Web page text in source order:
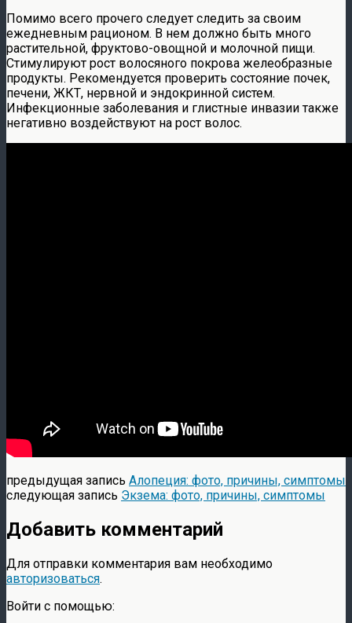
Помимо всего прочего следует следить за своим
ежедневным рационом. В нем должно быть много
растительной, фруктово-овощной и молочной пищи.
Стимулируют рост волосяного покрова желеобразные
продукты. Рекомендуется проверить состояние почек,
печени, ЖКТ, нервной и эндокринной систем.
Инфекционные заболевания и глистные инвазии также
негативно воздействуют на рост волос.
предыдущая запись Алопеция: фото, причины, симптомы
следующая запись Экзема: фото, причины, симптомы
Добавить комментарий
Для отправки комментария вам необходимо
авторизоваться.
Войти с помощью: